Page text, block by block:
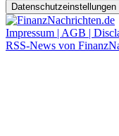
Datenschutzeinstellungen
Impressum | AGB |
RSS-News von